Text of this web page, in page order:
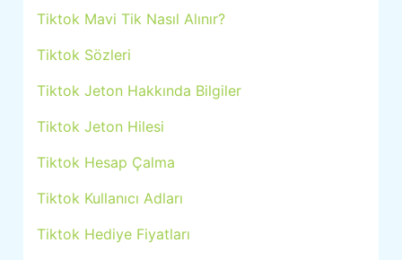
Tiktok Mavi Tik Nasıl Alınır?
Tiktok Sözleri
Tiktok Jeton Hakkında Bilgiler
Tiktok Jeton Hilesi
Tiktok Hesap Çalma
Tiktok Kullanıcı Adları
Tiktok Hediye Fiyatları